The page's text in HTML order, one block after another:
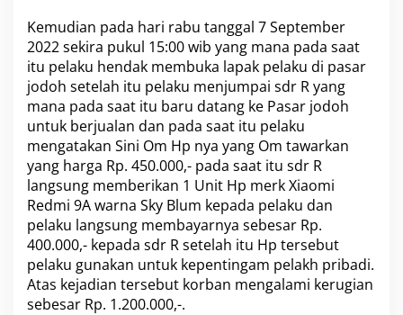
h
a
t
y
a
n
g
T
e
r
j
a
d
i
i
K
a
Kemudian pada hari rabu tanggal 7 September
2022 sekira pukul 15:00 wib yang mana pada saat
itu pelaku hendak membuka lapak pelaku di pasar
jodoh setelah itu pelaku menjumpai sdr R yang
mana pada saat itu baru datang ke Pasar jodoh
untuk berjualan dan pada saat itu pelaku
mengatakan Sini Om Hp nya yang Om tawarkan
yang harga Rp. 450.000,- pada saat itu sdr R
langsung memberikan 1 Unit Hp merk Xiaomi
Redmi 9A warna Sky Blum kepada pelaku dan
pelaku langsung membayarnya sebesar Rp.
400.000,- kepada sdr R setelah itu Hp tersebut
pelaku gunakan untuk kepentingam pelakh pribadi.
Atas kejadian tersebut korban mengalami kerugian
sebesar Rp. 1.200.000,-.